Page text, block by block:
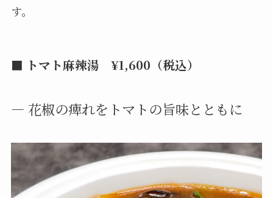
す。
■ トマト麻辣湯 ¥1,600（税込）
― 花椒の痺れをトマトの旨味とともに